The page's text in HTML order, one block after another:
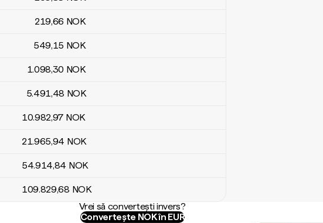
219,66 NOK
549,15 NOK
1.098,30 NOK
5.491,48 NOK
10.982,97 NOK
21.965,94 NOK
54.914,84 NOK
109.829,68 NOK
Vrei să convertești invers?
Convertește NOK în EUR